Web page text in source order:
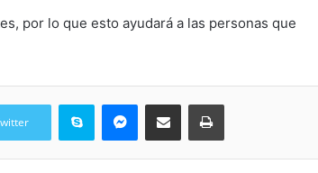
por lo que esto ayudará a las personas que
Skype Messenger
Share via Email Print